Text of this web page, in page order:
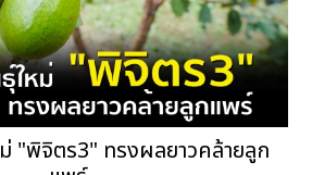
"พิจิตร3" ทรงผลยาวคล้ายลูก